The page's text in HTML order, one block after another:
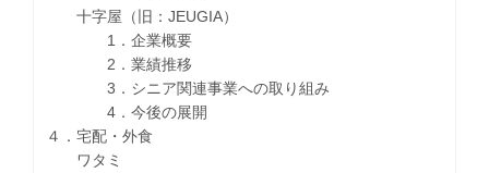
十字屋（旧：JEUGIA）
1．企業概要
2．業績推移
3．シニア関連事業への取り組み
4．今後の展開
４．宅配・外食
ワタミ